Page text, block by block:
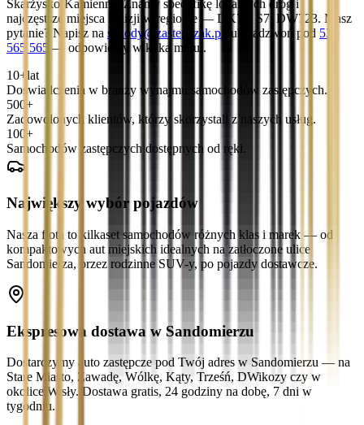
Skarżysko-Kamienną. Znamy specyfikę lokalnych dróg i
najczęstsze miejsca kolizji w regionie — DK79, S7, DW723. Masz
pytanie? Napisz na szkody@zastepczak.pl lub zadzwoń pod 536
565 565 — odpowiemy w kilka minut.
10+ lat
Doświadczenia w branży wynajmu samochodów zastępczych.
500+
Zadowolonych klientów, którzy skorzystali z naszych usług.
100+
Samochodów zastępczych dostępnych od ręki.
Największy wybór pojazdów
Nasza flota to kilkaset samochodów różnych klas i marek — od
kompaktowych aut miejskich idealnych na zatłoczone ulice
Sandomierza, przez rodzinne SUV-y, po pojazdy dostawcze.
Ekspresowa dostawa w Sandomierzu
Dostarczymy auto zastępcze pod Twój adres w Sandomierzu — na
Stare Miasto, Zawadę, Wólkę, Kąty, Trześń, DWikozy czy w
okolice Wisły. Dostawa gratis, 24 godziny na dobę, 7 dni w
tygodniu.